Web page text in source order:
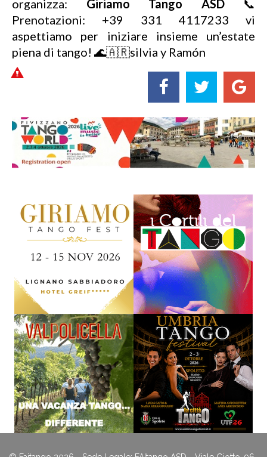
organizza: Giriamo Tango ASD📞
Prenotazioni: +39 331 4117233 vi
aspettiamo per iniziare insieme un’estate
piena di tango! 🌊🇦🇷silvia y Ramón